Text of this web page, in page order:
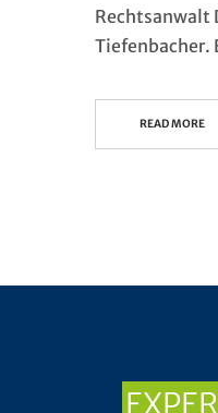
Rechtsanwalt
Tiefenbacher.
READ MORE